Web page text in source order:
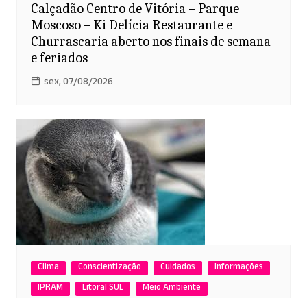
Calçadão Centro de Vitória – Parque
Moscoso – Ki Delícia Restaurante e
Churrascaria aberto nos finais de semana
e feriados
sex, 07/08/2026
Clima Conscientização Cuidados
Informações
IPRAM
Litoral SUL
Meio Ambiente